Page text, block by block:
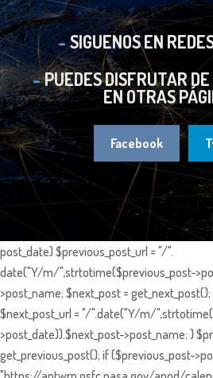
SIGUENOS EN
PUEDES DISFRUTAR
EN OTRAS
Facebook
post_date) $previous_post_url = "/".
date("Y/m/",strtotime($previous_post-
>post_name; $next_post =
$next_post_url = "/".date("Y/m/
>post_date)).$next_post->post_name; }
get_previous_post(); if ($previous_post-